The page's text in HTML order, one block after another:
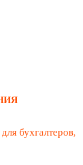
бухгалтеров,